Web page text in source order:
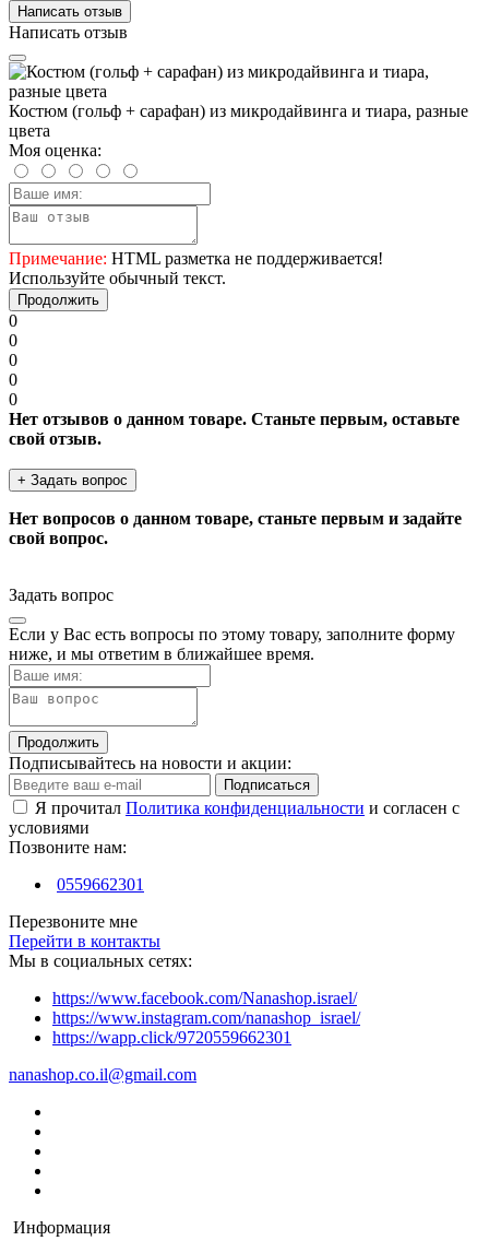
Написать отзыв
Написать отзыв
Костюм (гольф + сарафан) из микродайвинга и тиара, разные
цвета
Моя оценка:
Примечание: HTML разметка не поддерживается!
Используйте обычный текст.
Продолжить
0
0
0
0
0
Нет отзывов о данном товаре. Станьте первым, оставьте
свой отзыв.
+ Задать вопрос
Нет вопросов о данном товаре, станьте первым и задайте
свой вопрос.
Задать вопрос
Если у Вас есть вопросы по этому товару, заполните форму
ниже, и мы ответим в ближайшее время.
Продолжить
Подписывайтесь на новости и акции:
Подписаться
Я прочитал Политика конфиденциальности и согласен с
условиями
Позвоните нам:
0559662301
Перезвоните мне
Перейти в контакты
Мы в социальных сетях:
https://www.facebook.com/Nanashop.israel/
https://www.instagram.com/nanashop_israel/
https://wapp.click/9720559662301
nanashop.co.il@gmail.com
Информация